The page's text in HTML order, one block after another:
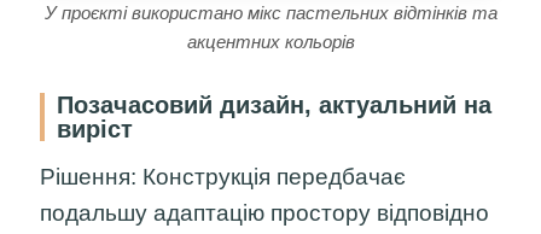
У проєкті використано мікс пастельних відтінків та
акцентних кольорів
Позачасовий дизайн, актуальний на
виріст
Рішення: Конструкція передбачає
подальшу адаптацію простору відповідно